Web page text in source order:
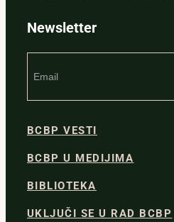
Newsletter
BCBP VESTI
BCBP U MEDIJIMA
BIBLIOTEKA
UKLJUČI SE U RAD BCBP